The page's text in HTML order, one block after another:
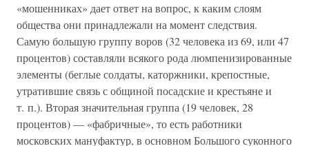
«мошенниках» дает ответ на вопрос, к каким слоям
общества они принадлежали на момент следствия.
Самую большую группу воров (32 человека из 69, или 47
процентов) составляли всякого рода люмпенизированные
элементы (беглые солдаты, каторжники, крепостные,
утратившие связь с общиной посадские и крестьяне и
т. п.). Вторая значительная группа (19 человек, 28
процентов) — «фабричные», то есть работники
московских мануфактур, в основном Большого суконного